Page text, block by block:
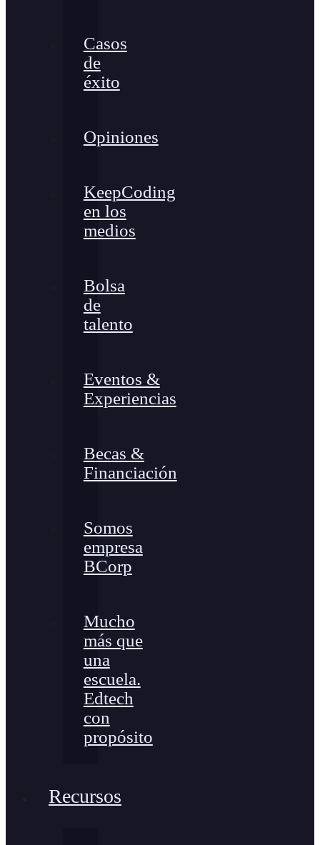
Casos
de
éxito
Opiniones
KeepCoding
en los
medios
Bolsa
de
talento
Eventos &
Experiencias
Becas &
Financiación
Somos
empresa
BCorp
Mucho
más que
una
escuela.
Edtech
con
propósito
Recursos